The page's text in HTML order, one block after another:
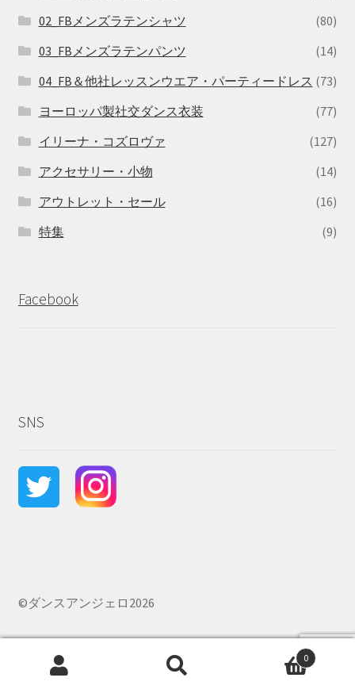
02_FBメンズラテンシャツ
(80)
03_FBメンズラテンパンツ
(14)
04_FB＆他社レッスンウエア・パーティードレス (73)
ヨーロッパ製社交ダンス衣装
(77)
イリーナ・コズロヴァ
(127)
アクセサリー・小物
(14)
アウトレット・セール
(16)
特集
(9)
Facebook
SNS
©ダンスアンジェロ2026
0